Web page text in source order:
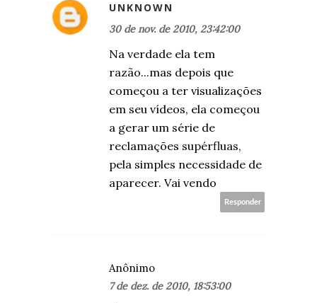
UNKNOWN
30 de nov. de 2010, 23:42:00
Na verdade ela tem
razão...mas depois que
começou a ter visualizações
em seu vídeos, ela começou
a gerar um série de
reclamações supérfluas,
pela simples necessidade de
aparecer. Vai vendo
Responder
Anônimo
7 de dez. de 2010, 18:53:00